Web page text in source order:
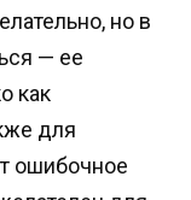
но в
— ее
как
для
ошибочное